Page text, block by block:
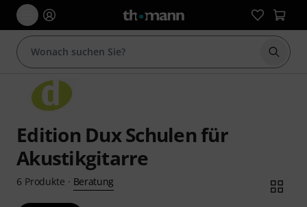
Suche
Edition Dux Schulen für
Akustikgitarre
6 Produkte · Beratung